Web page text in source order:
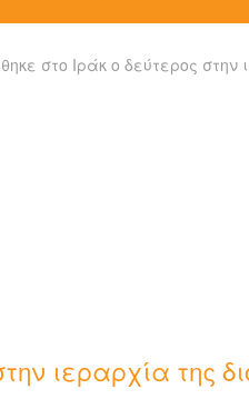
στο Ιράκ ο δεύτερος στην
ιεραρχία της